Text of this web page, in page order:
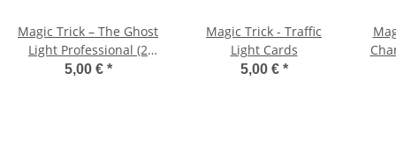
Magic Trick – The Ghost
Light Professional (2
Gimmicks)
5,00 € *
Magic Trick - Traffic
Light Cards
5,00 € *